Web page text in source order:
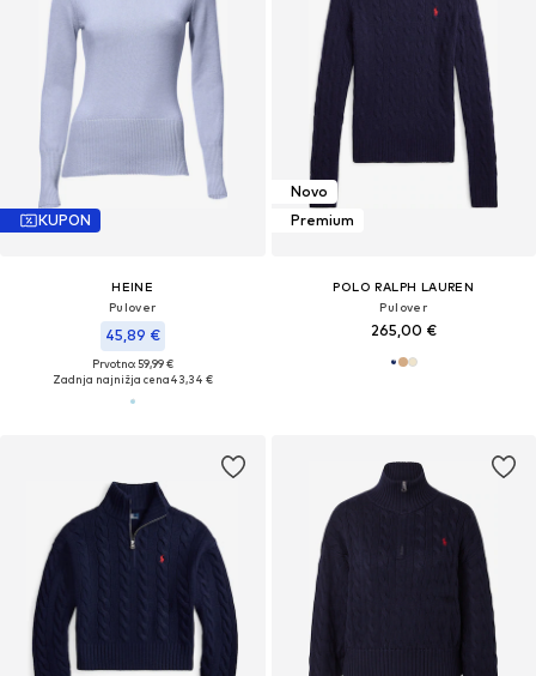
KUPON
HEINE
Pulover
45,89 €
Prvotno: 59,99 €
Zadnja najnižja cena43,34 €
Novo
Premium
POLO RALPH LAUREN
Pulover
265,00 €